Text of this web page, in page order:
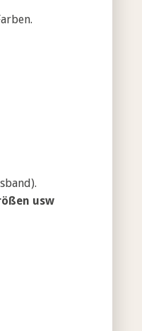
usw